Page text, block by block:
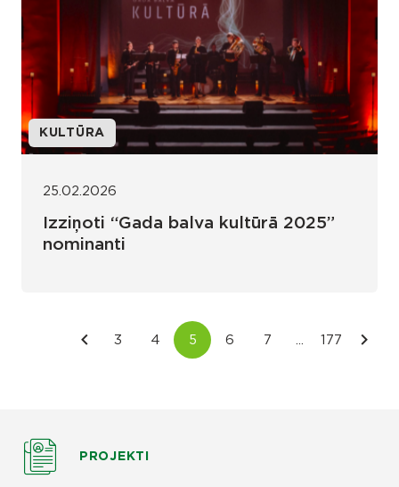
KULTŪRA
25.02.2026
Izziņoti “Gada balva kultūrā 2025”
nominanti
PROJEKTI